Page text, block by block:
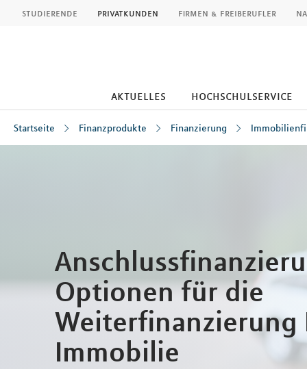
studierende privatkunden firmen & freiberufler
aktuelles hochschulservice
Startseite Finanzprodukte Finanzierung
Optionen für die
Weiterfinanzierung
Immobilie